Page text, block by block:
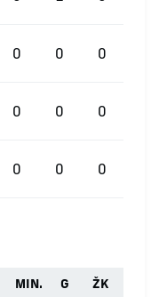
0 0 0
0 0 0
0 0 0
MIN. G ŽK